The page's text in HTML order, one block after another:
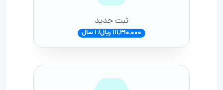
ثبت جدید
111,310,000 ریال/ 1 سال